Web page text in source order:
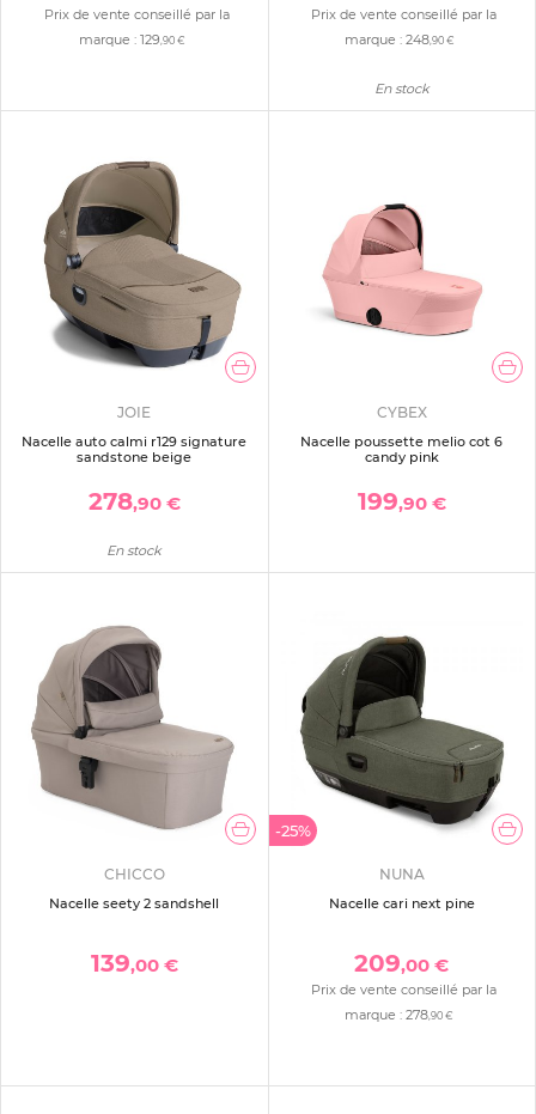
Prix de vente conseillé par la
marque : 129,90 €
Prix de vente conseillé par la
marque : 248,90 €
En stock
JOIE
Nacelle auto calmi r129 signature
sandstone beige
278,90 €
En stock
CYBEX
Nacelle poussette melio cot 6
candy pink
199,90 €
CHICCO
Nacelle seety 2 sandshell
139,00 €
-25%
NUNA
Nacelle cari next pine
209,00 €
Prix de vente conseillé par la
marque :278,90 €